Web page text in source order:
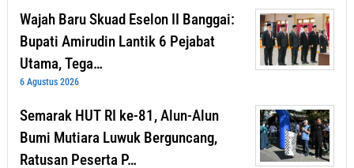
Wajah Baru Skuad Eselon II Banggai:
Bupati Amirudin Lantik 6 Pejabat
Utama, Tega…
6 Agustus 2026
Semarak HUT RI ke-81, Alun-Alun
Bumi Mutiara Luwuk Berguncang,
Ratusan Peserta P…